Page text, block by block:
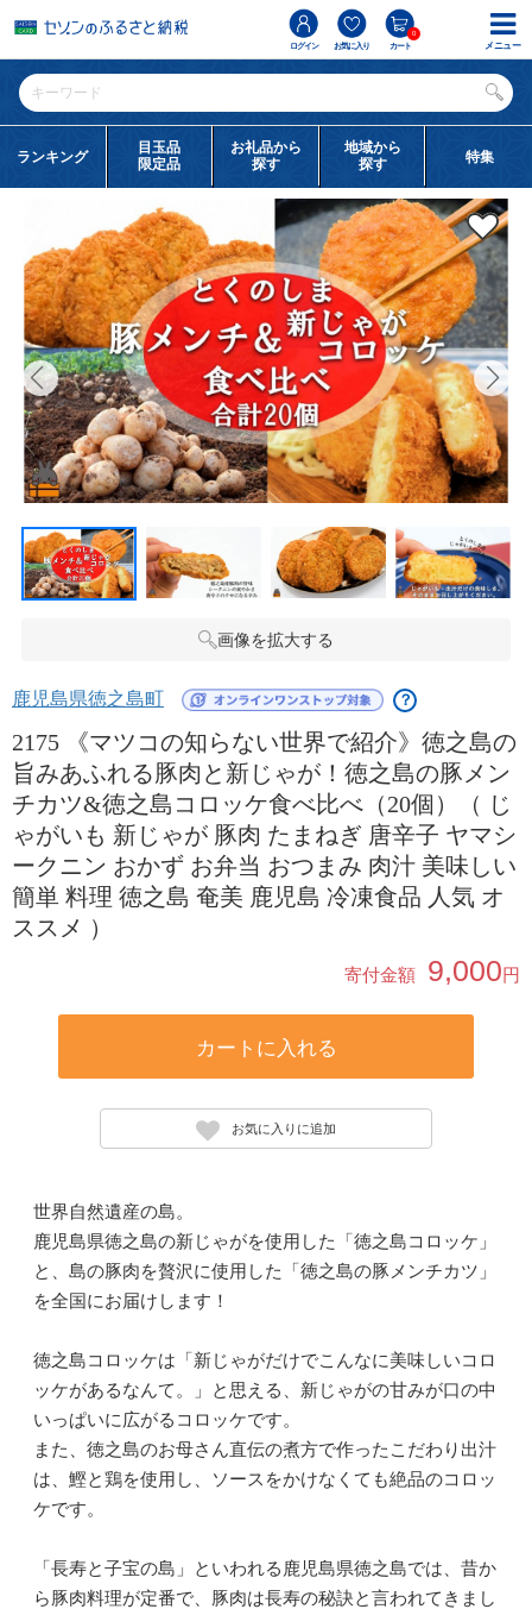
ログイン お気に入り カート
0
ランキング
目玉品
限定品
お礼品から
探す
地域から
探す
特集
画像を拡大する
鹿児島県徳之島町 ？
2175 《マツコの知らない世界で紹介》徳之島の
旨みあふれる豚肉と新じゃが！徳之島の豚メン
チカツ&徳之島コロッケ食べ比べ（20個）（ じ
ゃがいも 新じゃが 豚肉 たまねぎ 唐辛子 ヤマシ
ークニン おかず お弁当 おつまみ 肉汁 美味しい
簡単 料理 徳之島 奄美 鹿児島 冷凍食品 人気 オ
ススメ ）
寄付金額 9,000円
カートに入れる
お気に入りに追加
世界自然遺産の島。
鹿児島県徳之島の新じゃがを使用した「徳之島コロッケ」
と、島の豚肉を贅沢に使用した「徳之島の豚メンチカツ」
を全国にお届けします！
徳之島コロッケは「新じゃがだけでこんなに美味しいコロ
ッケがあるなんて。」と思える、新じゃがの甘みが口の中
いっぱいに広がるコロッケです。
また、徳之島のお母さん直伝の煮方で作ったこだわり出汁
は、鰹と鶏を使用し、ソースをかけなくても絶品のコロッ
ケです。
「長寿と子宝の島」といわれる鹿児島県徳之島では、昔か
ら豚肉料理が定番で、豚肉は長寿の秘訣と言われてきまし
メニュー